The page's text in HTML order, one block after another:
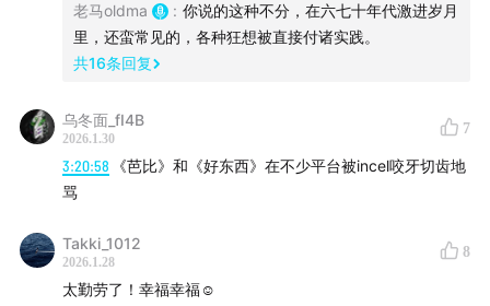
美式「觉醒文化」杀过来了
假设每个人都是色盲
法国理论的回旋镖
并不存在统一的法国理论
主体是神圣的吗？
00:10:312020年凯撒奖退场事件
老马oldma
: 你说的这种不分，在六七十年代激进岁月
里，还蛮常见的，各种狂想被直接付诸实践。
共16条回复
乌冬面_fI4B
2026.1.30
7
3:20:58
《芭比》和《好东西》在不少平台被incel咬牙切齿地
骂
Takki_1012
2026.1.28
8
太勤劳了！幸福幸福☺️